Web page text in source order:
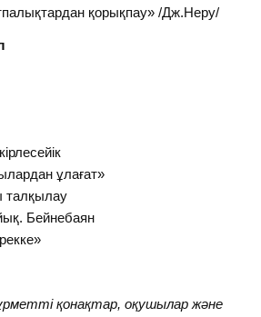
қорықпау» /Дж.Неру/
ұлағат»
талқылау
Бейнебаян
қонақтар, оқушылар және